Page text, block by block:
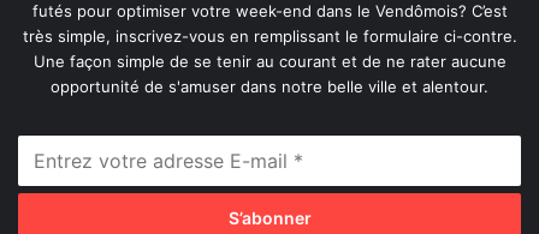
futés pour optimiser votre week-end dans le Vendômois? C’est
très simple, inscrivez-vous en remplissant le formulaire ci-contre.
Une façon simple de se tenir au courant et de ne rater aucune
opportunité de s'amuser dans notre belle ville et alentour.